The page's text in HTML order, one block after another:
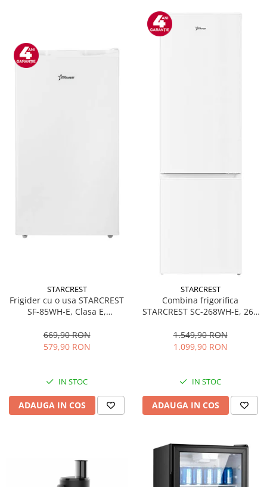
Iluminat & electrice
Prelungitoare
Sport & Activitati in aer liber
Uscatoare de par
Obiecte sanitare
Alte obiecte sanitare
STARCREST
Frigider cu o usa STARCREST
SF-85WH-E, Clasa E,
interioara, Compartiment
gheata, H 82 cm, Alb
669,90 RON
579,90 RON
IN STOC
ADAUGA IN COS
STARCREST
Combina frigorifica
STARCREST SC-268WH-E, 268
Termostat reglabil, Iluminare
LED, Picioare ajustabile, Usi
1.549,90 RON
1.099,90 RON
IN STOC
ADAUGA IN COS